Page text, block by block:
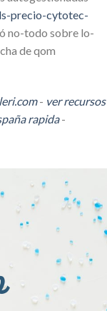
precio-cytotec-
no-todo sobre lo-
de qom
- ver recursos
rapida-